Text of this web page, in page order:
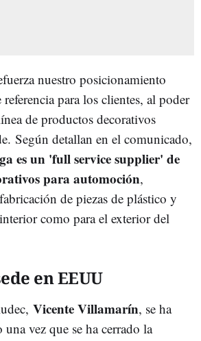
nuestro posicionamiento
para los clientes, al poder
de productos decorativos
Según detallan en el comunicado,
es un 'full service supplier' de
para automoción,
de piezas de plástico y
como para el exterior del
en EEUU
Vicente Villamarín, se ha
una vez que se ha cerrado la